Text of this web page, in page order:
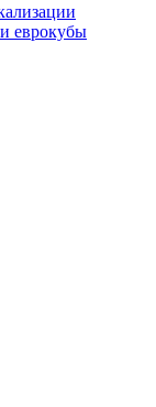
еврокубы